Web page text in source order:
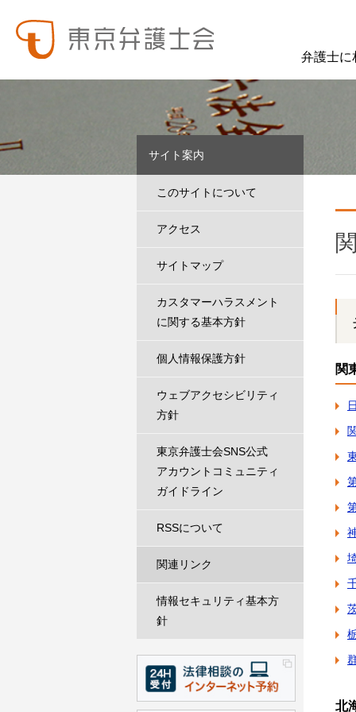
弁護士に
関
北
サイト案内
このサイトについて
アクセス
サイトマップ
カスタマーハラスメント
に関する基本方針
個人情報保護方針
ウェブアクセシビリティ
方針
東京弁護士会SNS公式
アカウントコミュニティ
ガイドライン
RSSについて
関連リンク
情報セキュリティ基本方
針